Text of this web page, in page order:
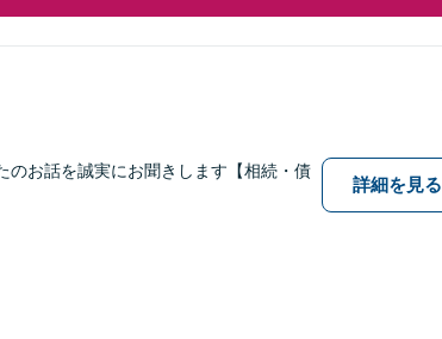
のお話を誠実にお聞きします【相続・債
詳細を見る